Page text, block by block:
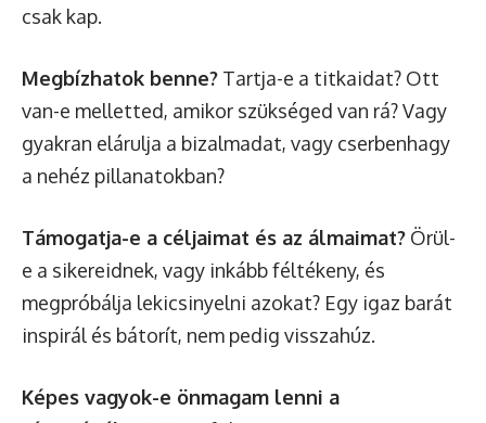
csak kap.
Megbízhatok benne? Tartja-e a titkaidat? Ott
van-e melletted, amikor szükséged van rá? Vagy
gyakran elárulja a bizalmadat, vagy cserbenhagy
a nehéz pillanatokban?
Támogatja-e a céljaimat és az álmaimat? Örül-
e a sikereidnek, vagy inkább féltékeny, és
megpróbálja lekicsinyelni azokat? Egy igaz barát
inspirál és bátorít, nem pedig visszahúz.
Képes vagyok-e önmagam lenni a